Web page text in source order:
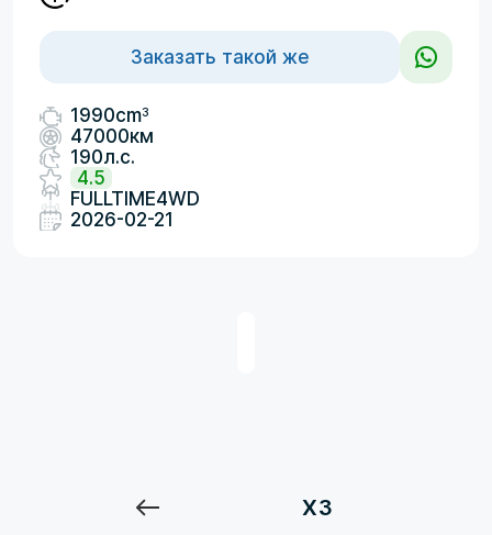
Заказать такой же
1990cm3
47000км
190л.с.
4.5
FULLTIME4WD
2026-02-21
X3